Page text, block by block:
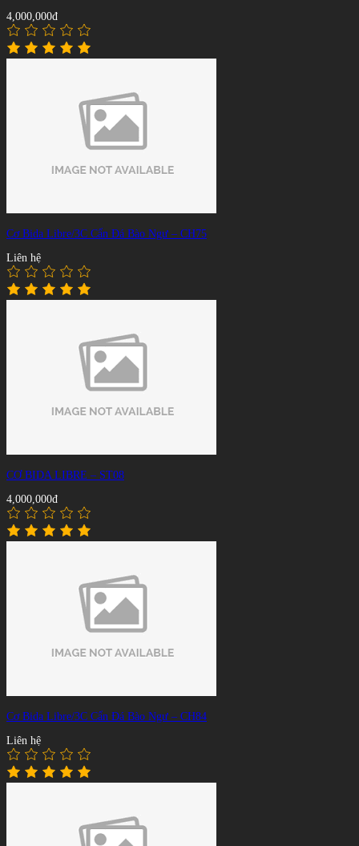
4,000,000đ
Cơ Bida Libre/3C Cẩn Đá Bào Ngư – CH75
Liên hệ
CƠ BIDA LIBRE – ST08
4,000,000đ
Cơ Bida Libre/3C Cẩn Đá Bào Ngư – CH84
Liên hệ